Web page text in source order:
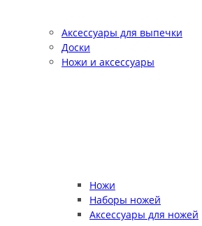
Аксессуары для выпечки
Доски
Ножи и аксессуары
Ножи
Наборы ножей
Аксессуары для ножей